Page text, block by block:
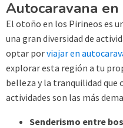
Autocaravana
El otoño en los Pirineos es
una gran diversidad de
optar porviajar en
explorar esta región a tu
belleza y la tranquilidad que
actividades son las más
Senderismo entre